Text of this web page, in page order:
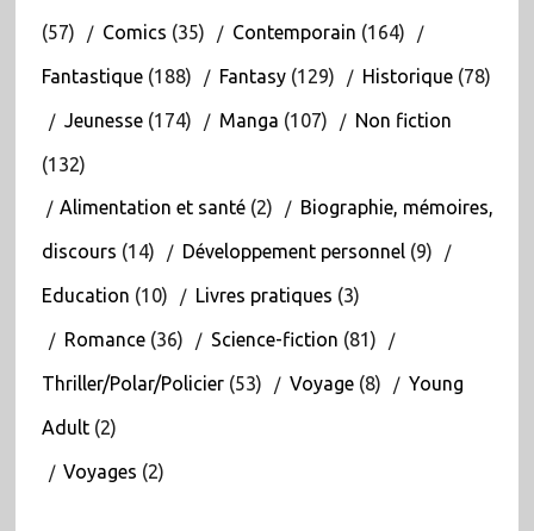
(57) Comics (35) Contemporain (164)
Fantastique(188) Fantasy(129) Historique(78)
Jeunesse(174) Manga (107) Non fiction
(132)
Alimentation et santé(2) Biographie, mémoires,
discours (14) Développement personnel(9)
Education (10) Livres pratiques (3)
Romance(36) Science-fiction (81)
Thriller/Polar/Policier(53) Voyage(8) Young
Adult(2)
Voyages (2)